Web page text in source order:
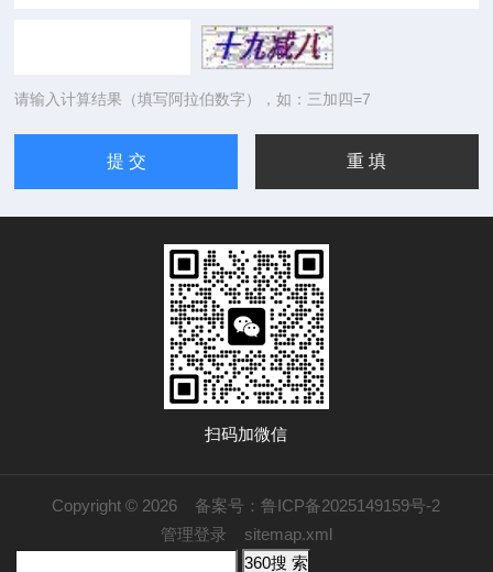
请输入计算结果（填写阿拉伯数字），如：三加四=7
扫码加微信
Copyright © 2026 备案号：鲁ICP备2025149159号-2
管理登录
sitemap.xml